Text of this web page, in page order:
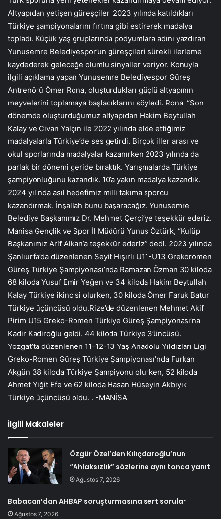
Altyapıdan yetişen güreşçiler, 2023 yılında katıldıkları
Türkiye şampiyonalarını fırtına gibi estirerek madalya
topladı. Küçük yaş gruplarında podyumlara adını yazdıran
Yunusemre Belediyespor’un güreşçileri sürekli ilerleme
kaydederek geleceğe olumlu sinyaller veriyor. Konuyla
ilgili açıklama yapan Yunusemre Belediyespor Güreş
Antrenörü Ömer Rona, oluşturdukları güçlü altyapının
meyvelerini toplamaya başladıklarını söyledi. Rona, “Son
dönemde oluşturduğumuz altyapıdan Hakim Beytullah
Kalay ve Civan Yalçın ile 2022 yılında elde ettiğimiz
madalyalarla Türkiye’de ses getirdi. Birçok iller arası ve
okul sporlarında madalyalar kazanırken 2023 yılında da
parlak bir dönemi geride bıraktık. Yarışmalarda Türkiye
şampiyonluğunu kazandık. 10’a yakın madalya kazandık.
2024 yılında asıl hedefimiz milli takıma sporcu
kazandırmak. İnşallah bunu başaracağız. Yunusemre
Belediye Başkanımız Dr. Mehmet Çerçi’ye teşekkür ederiz.
Manisa Gençlik ve Spor İl Müdürü Yunus Öztürk, “Kulüp
Başkanımız Arif Alkan’a teşekkür ederiz” dedi. 2023 yılında
Şanlıurfa’da düzenlenen Seyit Hışırlı U11-U13 Grekoromen
Güreş Türkiye Şampiyonası’nda Ramazan Özman 30 kiloda
68 kiloda Yusuf Emir Yeğen ve 34 kiloda Hakim Beytullah
Kalay Türkiye ikincisi olurken, 30 kiloda Ömer Faruk Batur
Türkiye üçüncüsü oldu.Rize’de düzenlenen Mehmet Akif
Pirim U15 Greko-Romen Türkiye Güreş Şampiyonası’na
Kadir Kadiroğlu geldi. 44 kiloda Türkiye 3’üncüsü.
Yozgat’ta düzenlenen 11-12-13 Yaş Anadolu Yıldızları Ligi
Greko-Romen Güreş Türkiye Şampiyonası’nda Furkan
Akgün 38 kiloda Türkiye Şampiyonu olurken, 52 kiloda
Ahmet Yiğit Efe ve 62 kiloda Hasan Hüseyin Akbıyık
Türkiye üçüncüsü oldu. . -MANİSA
İlgili Makaleler
Özgür Özel’den Kılıçdaroğlu’nun
“Ahlaksızlık” sözlerine aynı tonda yanıt
Ağustos 7, 2026
Babacan’dan AHBAP soruşturmasına sert sorular
Ağustos 7, 2026